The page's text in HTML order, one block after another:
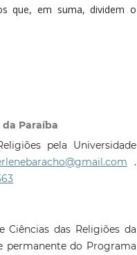
que, em suma, dividem o
Paraíba
pela Universidade
.
Ciências das Religiões da
permanente do Programa